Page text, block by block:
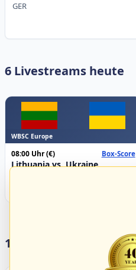
GER
6 Livestreams heute
WBSC Europe
08:00 Uhr(€) Box-Score
Lithuania vs. Ukraine
17 Vereine im S/HBV